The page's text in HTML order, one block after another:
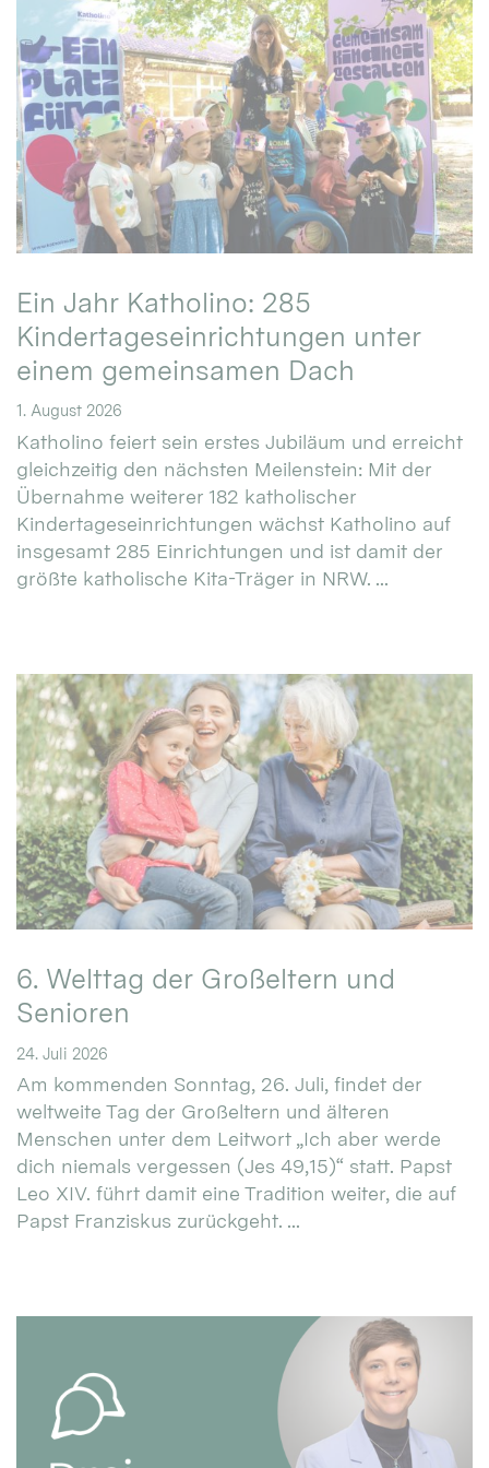
Ein Jahr Katholino: 285
Kindertageseinrichtungen unter
einem gemeinsamen Dach
1. August 2026
Katholino feiert sein erstes Jubiläum und erreicht
gleichzeitig den nächsten Meilenstein: Mit der
Übernahme weiterer 182 katholischer
Kindertageseinrichtungen wächst Katholino auf
insgesamt 285 Einrichtungen und ist damit der
größte katholische Kita-Träger in NRW. ...
6. Welttag der Großeltern und
Senioren
24. Juli 2026
Am kommenden Sonntag, 26. Juli, findet der
weltweite Tag der Großeltern und älteren
Menschen unter dem Leitwort „Ich aber werde
dich niemals vergessen (Jes 49,15)“ statt. Papst
Leo XIV. führt damit eine Tradition weiter, die auf
Papst Franziskus zurückgeht. ...